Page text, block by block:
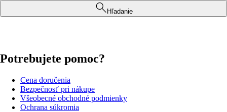
Hľadanie
Potrebujete pomoc?
Cena doručenia
Bezpečnosť pri nákupe
Všeobecné obchodné podmienky
Ochrana súkromia